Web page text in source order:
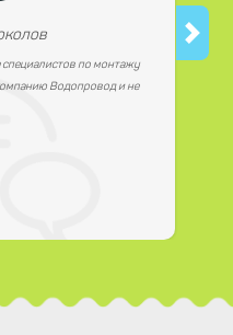
по монтажу
Водопровод и не